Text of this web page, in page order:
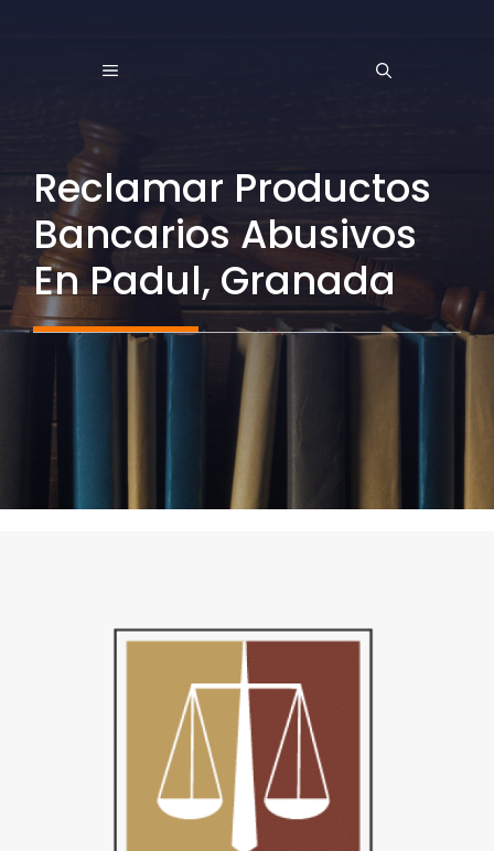
MENÚ
Reclamar Productos
Bancarios Abusivos
En Padul, Granada